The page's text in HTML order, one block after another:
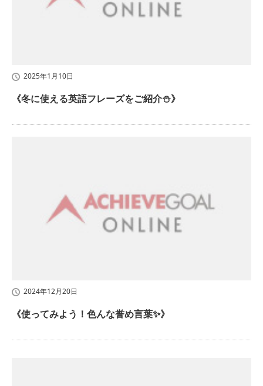
2025年1月10日
《冬に使える英語フレーズをご紹介⛄》
2024年12月20日
《使ってみよう！色んな誉め言葉✨》